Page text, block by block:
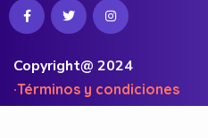
Copyright@ 2024
·Términos y condiciones